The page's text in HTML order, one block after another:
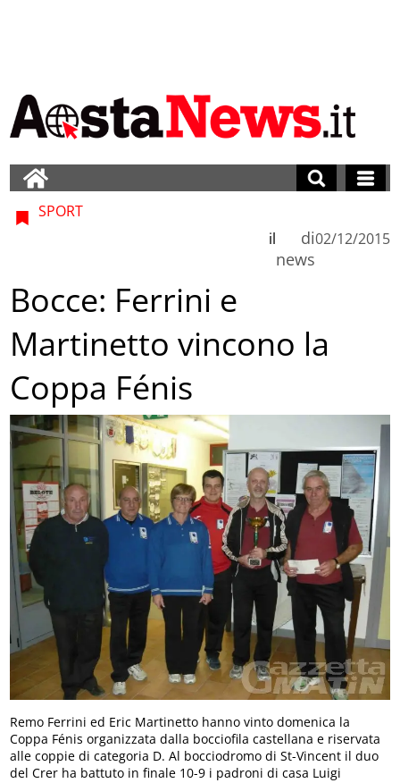
SPORT
di
news
il 02/12/2015
Bocce: Ferrini e
Martinetto vincono la
Coppa Fénis
Remo Ferrini ed Eric Martinetto hanno vinto domenica la
Coppa Fénis organizzata dalla bocciofila castellana e riservata
alle coppie di categoria D. Al bocciodromo di St-Vincent il duo
del Crer ha battuto in finale 10-9 i padroni di casa Luigi